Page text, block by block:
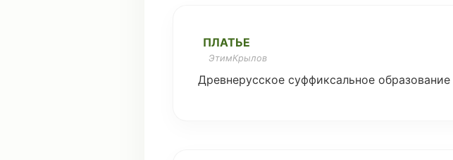
ПЛАТЬЕ
ЭтимКрылов
Древнерусское суффиксальное образование